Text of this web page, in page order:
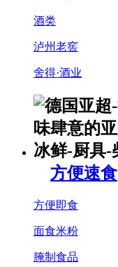
酒类
泸州老窖
舍得·酒业
方便速食
方便即食
面食米粉
腌制食品